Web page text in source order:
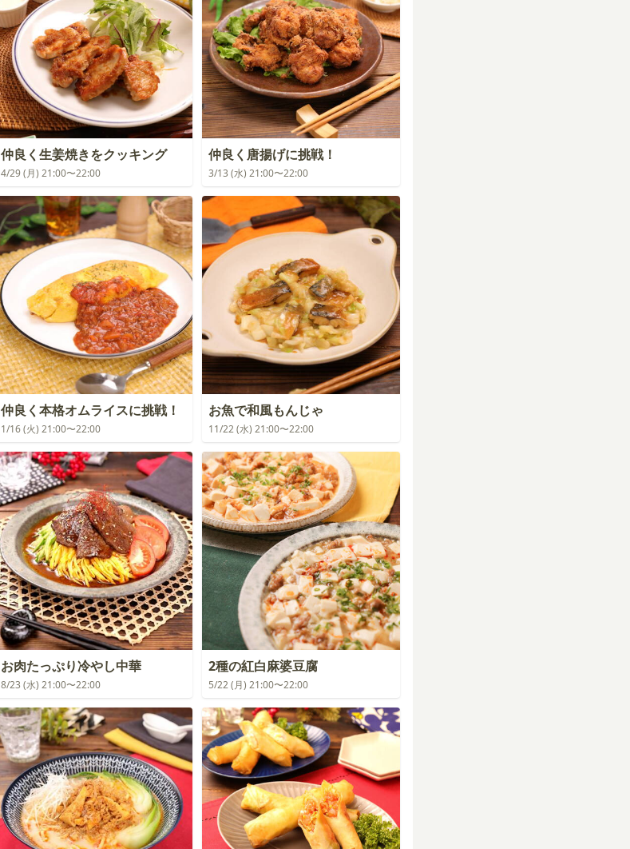
仲良く生姜焼きをクッキング
4/29 (月) 21:00〜22:00
仲良く唐揚げに挑戦！
3/13 (水) 21:00〜22:00
仲良く本格オムライスに挑戦！
1/16 (火) 21:00〜22:00
お魚で和風もんじゃ
11/22 (水) 21:00〜22:00
お肉たっぷり冷やし中華
8/23 (水) 21:00〜22:00
2種の紅白麻婆豆腐
5/22 (月) 21:00〜22:00